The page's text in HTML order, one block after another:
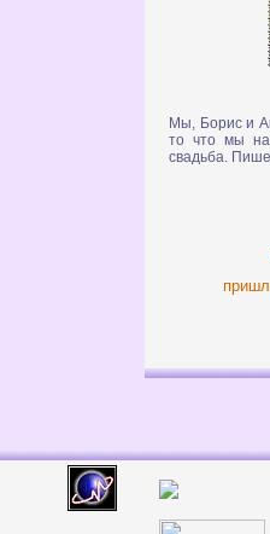
Мы, Борис и
то что мы
свадьба.